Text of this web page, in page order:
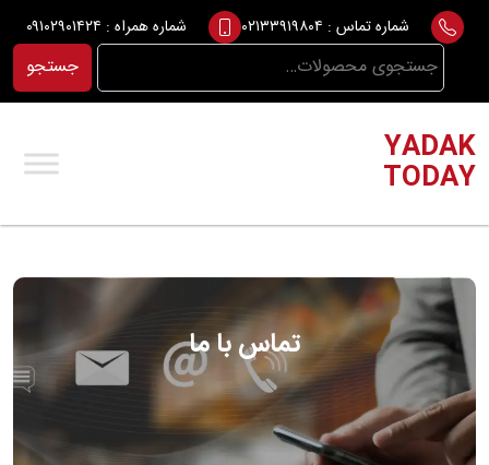
Skip
content
شماره تماس : ۰۲۱۳۳۹۱۹۸۰۴ شماره همراه : ۰۹۱۰۲۹۰۱۴۲۴
جستجو
برای:
جستجو
YADAK
TODAY
تماس با ما